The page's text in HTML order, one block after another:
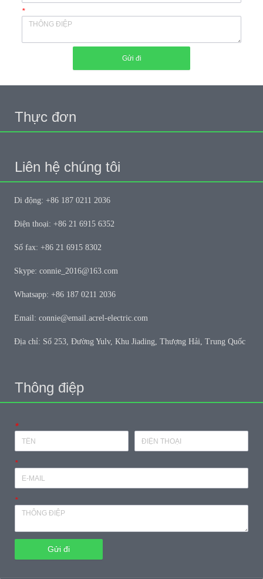
*
Gửi đi
Thực đơn
Liên hệ chúng tôi
Di động: +86 187 0211 2036
Điện thoại: +86 21 6915 6352
Số fax: +86 21 6915 8302
Skype: connie_2016@163.com
Whatsapp: +86 187 0211 2036
Email: connie@email.acrel-electric.com
Địa chỉ: Số 253, Đường Yulv, Khu Jiading, Thượng Hải, Trung Quốc
Thông điệp
*
*
*
Gửi đi